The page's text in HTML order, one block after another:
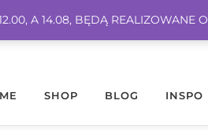
SHOP BLOG INSPO
A 14.08, BĘDĄ REALIZOWANE